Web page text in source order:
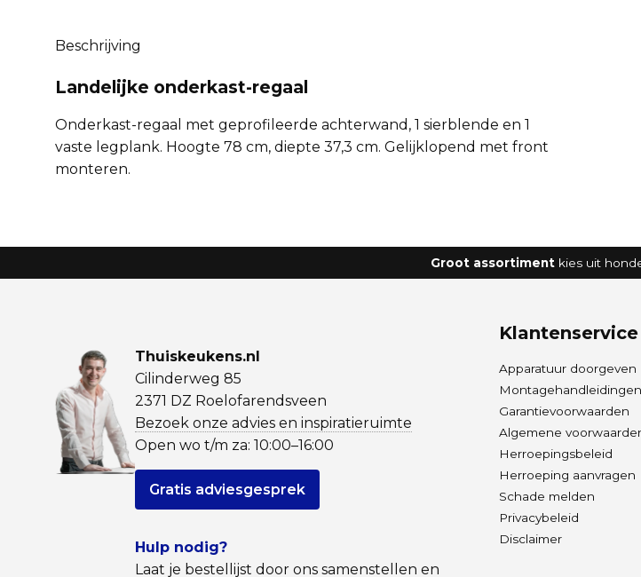
Beschrijving
Landelijke onderkast-regaal
Onderkast-regaal met geprofileerde achterwand, 1 sierblende en 1
vaste legplank. Hoogte 78 cm, diepte 37,3 cm. Gelijklopend met front
monteren.
Groot assortiment kies uit
Thuiskeukens.nl
Cilinderweg 85
2371 DZ Roelofarendsveen
Bezoek onze advies en inspiratieruimte
Open wo t/m za: 10:00–16:00
Gratis adviesgesprek
Hulp nodig?
Laat je bestellijst door ons samenstellen en
Klantenservice
Apparatuur doorgeven
Montagehandleidingen
Garantievoorwaarden
Algemene
Herroepingsbeleid
Herroeping aanvragen
Schade melden
Privacybeleid
Disclaimer